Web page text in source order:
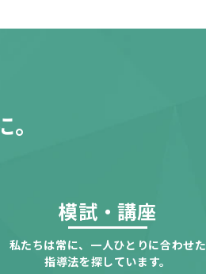
模試・講座
私たちは常に、一人ひとりに合わせた
指導法を探しています。